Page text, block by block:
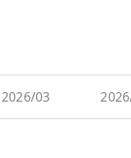
2026/03